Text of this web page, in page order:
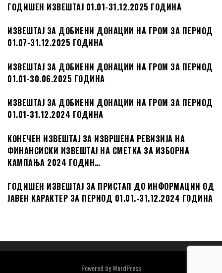
ГОДИШЕН ИЗВЕШТАЈ 01.01-31.12.2025 ГОДИНА
ИЗВЕШТАЈ ЗА ДОБИЕНИ ДОНАЦИИ НА ГРОМ ЗА ПЕРИОД
01.07-31.12.2025 ГОДИНА
ИЗВЕШТАЈ ЗА ДОБИЕНИ ДОНАЦИИ НА ГРОМ ЗА ПЕРИОД
01.01-30.06.2025 ГОДИНА
ИЗВЕШТАЈ ЗА ДОБИЕНИ ДОНАЦИИ НА ГРОМ ЗА ПЕРИОД
01.01-31.12.2024 ГОДИНА
КОНЕЧЕН ИЗВЕШТАЈ ЗА ИЗВРШЕНА РЕВИЗИЈА НА
ФИНАНСИСКИ ИЗВЕШТАЈ НА СМЕТКА ЗА ИЗБОРНА
КАМПАЊА 2024 ГОДИН…
ГОДИШЕН ИЗВЕШТАЈ ЗА ПРИСТАП ДО ИНФОРМАЦИИ ОД
ЈАВЕН КАРАКТЕР ЗА ПЕРИОД 01.01.-31.12.2024 ГОДИНА
Powered byWordPress